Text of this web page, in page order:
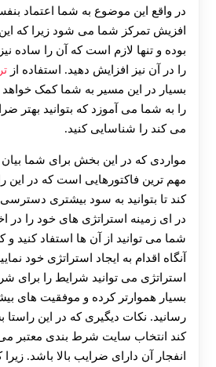
در واقع این موضوع به شما اعتماد
افزیش تمرکز شما می شود زیرا که این
بوده و تنها لازم است که آن را ساده
را در آن نیز افزایش دهید. استفاده از
بسیار در این مسیر به شما کمک خواهد
را به شما می آموزد که بتوانید بهتر
می کند را شناسایی کنید.
مواردی که در این بخش برای شما بیان
مهم ترین فاکتورهایی است که در
کند تا بتوانید به سود بیشتری دسترسی
در ای زمینه استراتژی های خود را در
شما می توانید از آن ها استفاد کنید
آنگاه اقدام به ایجاد استراتژی خود
استراتژی می توانید شرایط را برای
بسیار هموارتر کرده و موفقیت های
رسانید. نکات دیگیری که در این
کند انتخاب سایت شرط بندی معتبر
انفجار آن دارای ضرایب بالا باشد.